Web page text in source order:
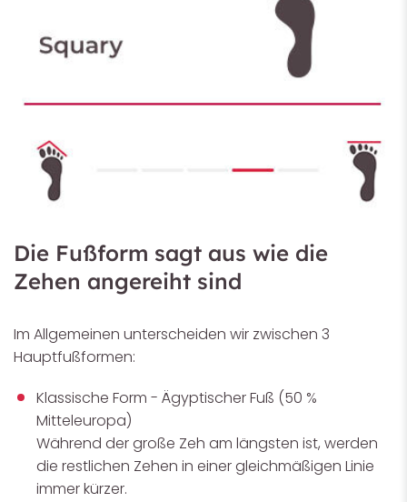
Die Fußform sagt aus wie die
Zehen angereiht sind
Im Allgemeinen unterscheiden wir zwischen 3
Hauptfußformen:
Klassische Form - Ägyptischer Fuß (50 %
Mitteleuropa)
Während der große Zeh am längsten ist, werden
die restlichen Zehen in einer gleichmäßigen Linie
immer kürzer.